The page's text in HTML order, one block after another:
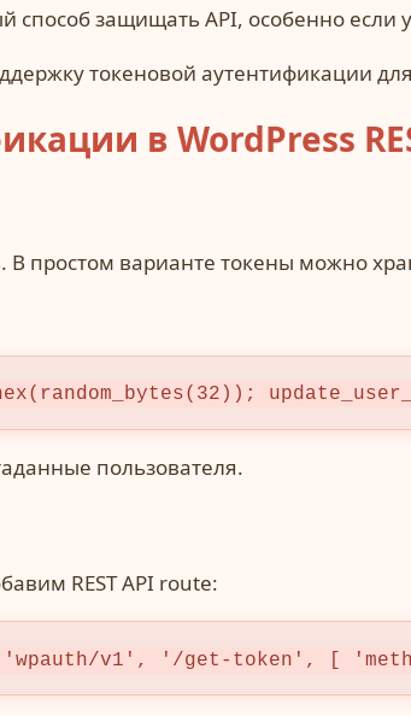
защищать API, особенно
токеновой аутентификации
в WordPress
простом варианте токены можно
пользователя.
REST API route:
v1', '/get-token', [